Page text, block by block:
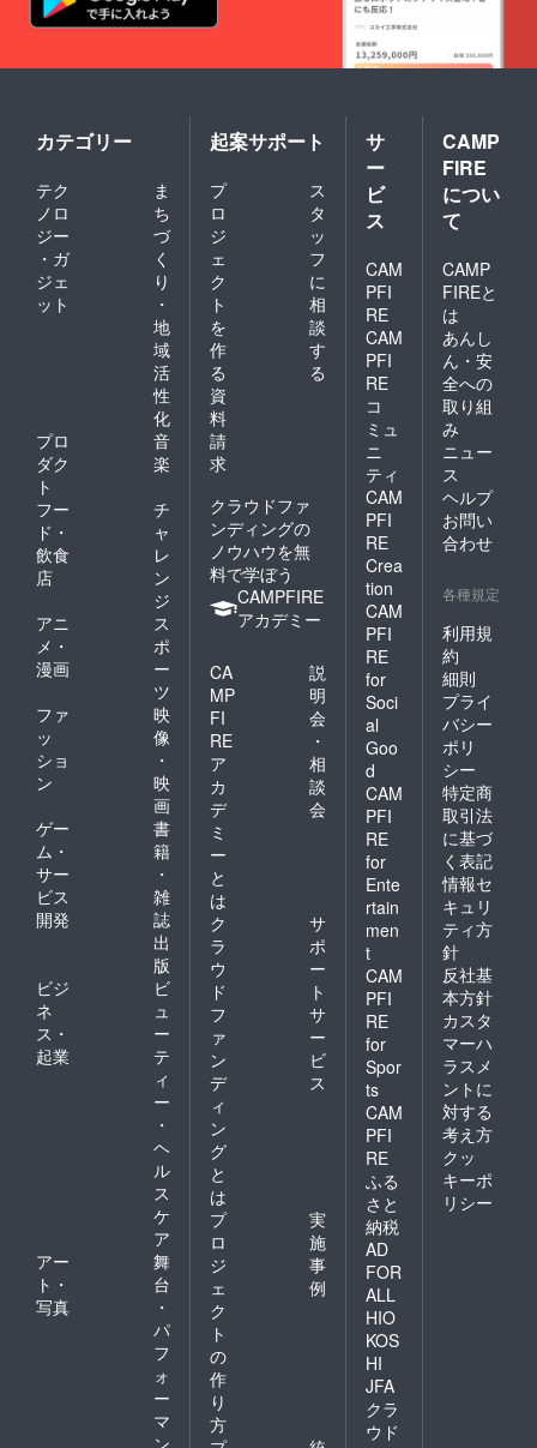
カテゴリー
テク
ノロ
ジー
・ガ
ジェ
ット
ま
ち
づ
く
り
・
地
域
活
性
化
プロ
ダク
ト
音
楽
フー
ド・
飲食
店
チ
ャ
レ
ン
ジ
アニ
メ・
漫画
ス
ポ
ー
ツ
ファ
ッ
ショ
ン
映
像
・
映
画
ゲー
ム・
サー
ビス
開発
書
籍
・
雑
誌
出
版
ビジ
ネ
ス・
起業
ビ
ュ
ー
テ
ィ
ー
・
ヘ
ル
ス
ケ
ア
アー
ト・
写真
舞
台
・
パ
フ
ォ
ー
マ
起案サポート
プ
ロ
ジ
ェ
ク
ト
を
作
る
ス
タ
ッ
フ
に
相
談
す
る
資
料
請
求
クラウドファ
ンディングの
ノウハウを無
料で学ぼう
CAMPFIRE
アカデミー
CA
MP
FI
RE
ア
カ
デ
ミ
ー
と
は
説
明
会
・
相
談
会
ク
ラ
ウ
ド
フ
ァ
ン
デ
ィ
ン
グ
と
は
サ
ポ
ー
ト
サ
ー
ビ
ス
プ
ロ
ジ
ェ
ク
ト
の
作
り
方
実
施
事
例
サ
ー
ビ
ス
CAM
PFI
RE
CAM
PFI
RE
コ
ミュ
ニ
ティ
CAM
PFI
RE
Crea
tion
CAM
PFI
RE
for
Soci
al
Goo
d
CAM
PFI
RE
for
Ente
rtain
men
t
CAM
PFI
RE
for
Spor
ts
CAM
PFI
RE
ふる
さと
納税
AD
FOR
ALL
HIO
KOS
HI
JFA
クラ
ウド
CAMP
FIRE
につい
て
CAMP
FIREと
は
あんし
ん・安
全への
取り組
み
ニュー
ス
ヘルプ
お問い
合わせ
各種規定
利用規
約
細則
プライ
バシー
ポリ
シー
特定商
取引法
に基づ
く表記
情報セ
キュリ
ティ方
針
反社基
本方針
カスタ
マーハ
ラスメ
ントに
対する
考え方
クッ
キーポ
リシー